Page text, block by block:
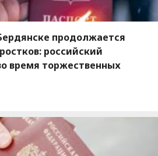
продолжается
российский
время торжественных